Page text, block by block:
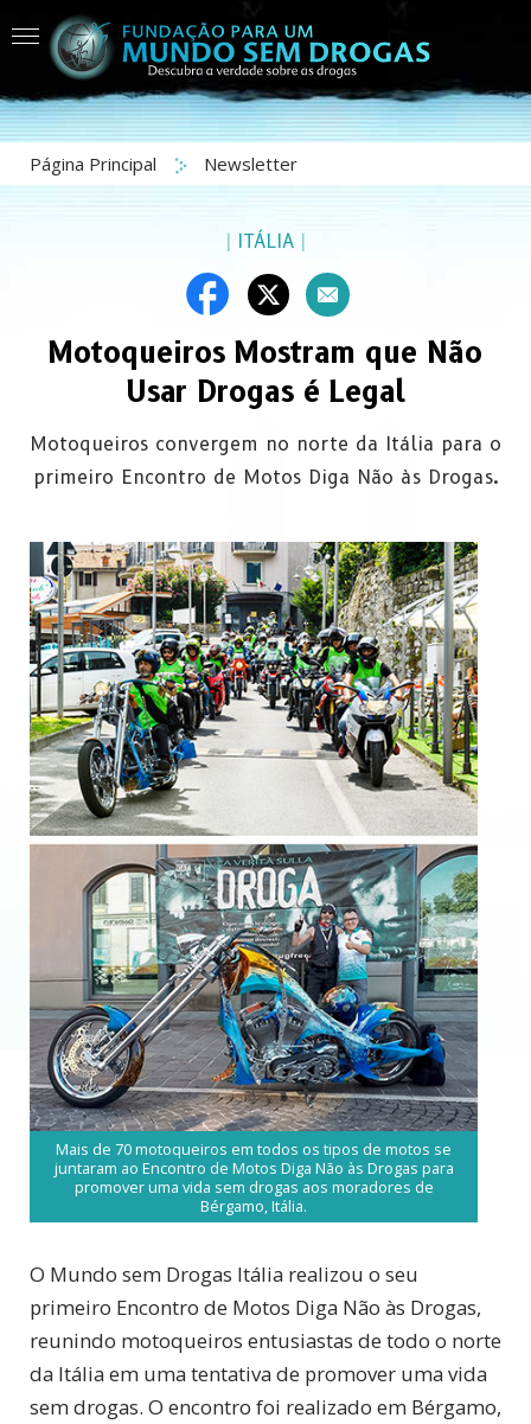
Página Principal Newsletter
| ITÁLIA |
Motoqueiros Mostram que Não
Usar Drogas é Legal
Motoqueiros convergem no norte da Itália para o
primeiro Encontro de Motos Diga Não às Drogas.
Mais de 70 motoqueiros em todos os tipos de motos se
juntaram ao Encontro de Motos Diga Não às Drogas para
promover uma vida sem drogas aos moradores de
Bérgamo, Itália.
O Mundo sem Drogas Itália realizou o seu
primeiro Encontro de Motos Diga Não às Drogas,
reunindo motoqueiros entusiastas de todo o norte
da Itália em uma tentativa de promover uma vida
sem drogas. O encontro foi realizado em Bérgamo,